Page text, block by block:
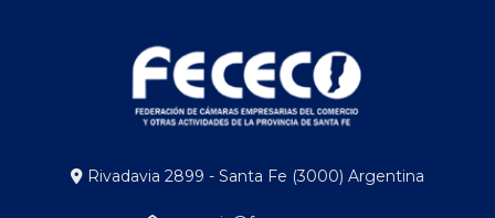
Rivadavia 2899 - Santa Fe (3000) Argentina